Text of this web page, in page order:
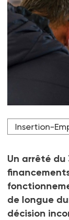
Publié le 31
les budgets
Crédit photo
Insertion-
Un arrêté du
de longue
décision